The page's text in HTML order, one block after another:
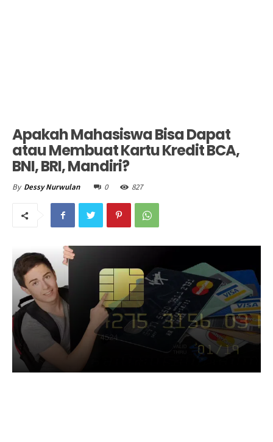
Apakah Mahasiswa Bisa Dapat
atau Membuat Kartu Kredit BCA,
BNI, BRI, Mandiri?
By Dessy Nurwulan 0 827